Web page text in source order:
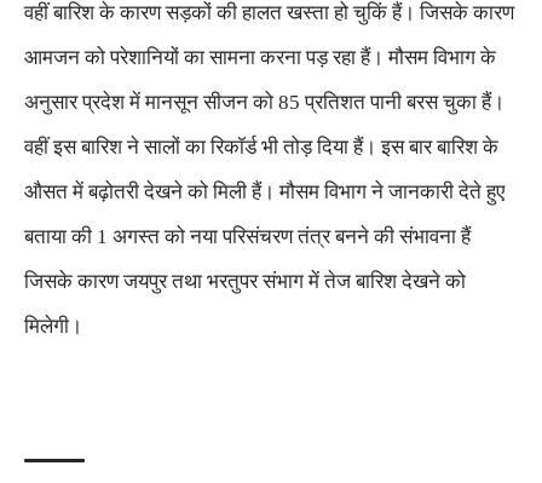
वहीं बारिश के कारण सड़कों की हालत खस्ता हो चुकिं हैं। जिसके कारण
आमजन को परेशानियों का सामना करना पड़ रहा हैं। मौसम विभाग के
अनुसार प्रदेश में मानसून सीजन को 85 प्रतिशत पानी बरस चुका हैं।
वहीं इस बारिश ने सालों का रिकॉर्ड भी तोड़ दिया हैं। इस बार बारिश के
औसत में बढ़ोतरी देखने को मिली हैं। मौसम विभाग ने जानकारी देते हुए
बताया की 1 अगस्त को नया परिसंचरण तंत्र बनने की संभावना हैं
जिसके कारण जयपुर तथा भरतुपर संभाग में तेज बारिश देखने को
मिलेगी।